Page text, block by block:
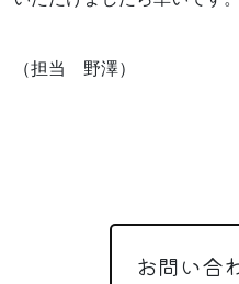
（担当 野澤）
お問い合